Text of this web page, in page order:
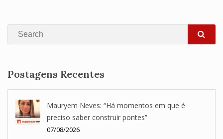
Search
Postagens Recentes
Mauryem Neves: “Há momentos em que é
preciso saber construir pontes”
07/08/2026